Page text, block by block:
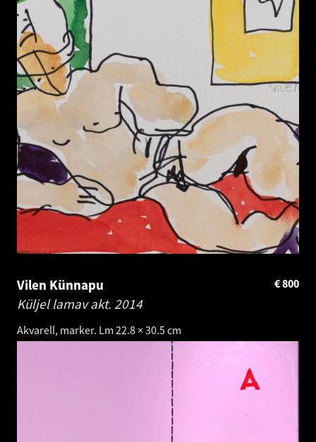
Vilen Künnapu
Küljel lamav akt. 2014
Akvarell, marker. Lm 22.8 × 30.5 cm
800
€